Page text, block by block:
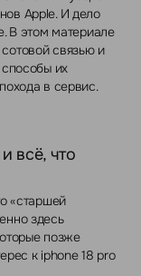
Apple. И дело
В этом материале
связью и
их
в сервис.
всё, что
«старшей
здесь
позже
к iphone 18 pro